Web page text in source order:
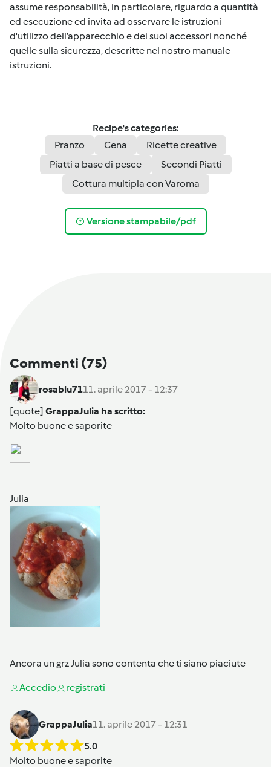
assume responsabilità, in particolare, riguardo a quantità
ed esecuzione ed invita ad osservare le istruzioni
d'utilizzo dell’apparecchio e dei suoi accessori nonché
quelle sulla sicurezza, descritte nel nostro manuale
istruzioni.
Recipe's categories:
Pranzo
Cena
Ricette creative
Piatti a base di pesce
Secondi Piatti
Cottura multipla con Varoma
Versione stampabile/pdf
Commenti (75)
rosablu7111. aprile 2017 - 12:37
[quote] GrappaJulia ha scritto:
Molto buone e saporite
Julia
Ancora un grz Julia sono contenta che ti siano piaciute
Accedio registrati
GrappaJulia11. aprile 2017 - 12:31
5.0
Molto buone e saporite